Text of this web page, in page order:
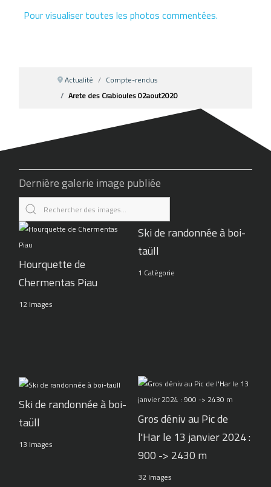
Pour visualiser toutes les photos commentées.
Actualité
Compte-rendus
Arete des Crabioules 02aout2020
Dernière galerie image publiée
Hourquette de
Chermentas Piau
12 Images
Ski de randonnée à boi-
taüll
1 Catégorie
Ski de randonnée à boi-
taüll
13 Images
Gros déniv au Pic de
l'Har le 13 janvier 2024 :
900 -> 2430 m
32 Images